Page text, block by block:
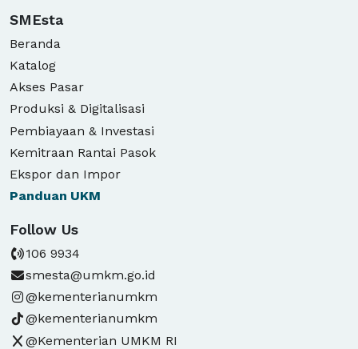
SMEsta
Beranda
Katalog
Akses Pasar
Produksi & Digitalisasi
Pembiayaan & Investasi
Kemitraan Rantai Pasok
Ekspor dan Impor
Panduan UKM
Follow Us
106 9934
smesta@umkm.go.id
@kementerianumkm
@kementerianumkm
@Kementerian UMKM RI